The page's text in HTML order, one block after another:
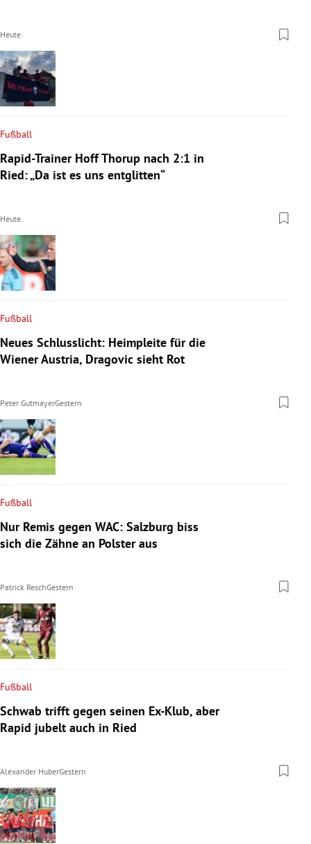
Heute
Fußball
Rapid-Trainer Hoff Thorup nach 2:1 in
Ried: „Da ist es uns entglitten“
Heute
Fußball
Neues Schlusslicht: Heimpleite für die
Wiener Austria, Dragovic sieht Rot
Peter GutmayerGestern
Fußball
Nur Remis gegen WAC: Salzburg biss
sich die Zähne an Polster aus
Patrick ReschGestern
Fußball
Schwab trifft gegen seinen Ex-Klub, aber
Rapid jubelt auch in Ried
Alexander HuberGestern